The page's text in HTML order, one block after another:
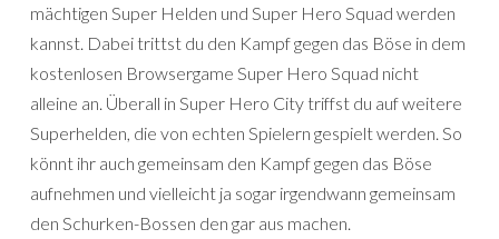
mächtigen Super Helden und Super Hero Squad werden
kannst. Dabei trittst du den Kampf gegen das Böse in dem
kostenlosen Browsergame Super Hero Squad nicht
alleine an. Überall in Super Hero City triffst du auf weitere
Superhelden, die von echten Spielern gespielt werden. So
könnt ihr auch gemeinsam den Kampf gegen das Böse
aufnehmen und vielleicht ja sogar irgendwann gemeinsam
den Schurken-Bossen den gar aus machen.